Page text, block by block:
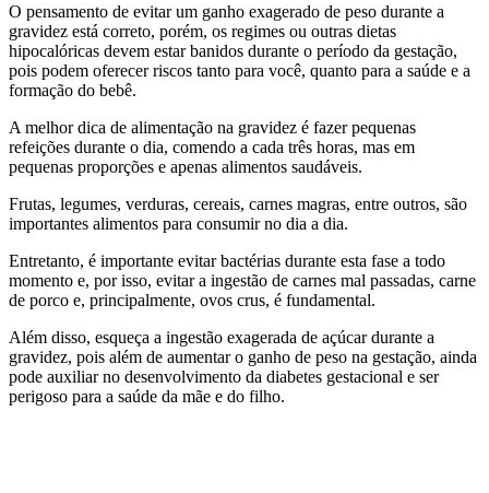
O pensamento de evitar um ganho exagerado de peso durante a
gravidez está correto, porém, os regimes ou outras dietas
hipocalóricas devem estar banidos durante o período da gestação,
pois podem oferecer riscos tanto para você, quanto para a saúde e a
formação do bebê.
A melhor dica de alimentação na gravidez é fazer pequenas
refeições durante o dia, comendo a cada três horas, mas em
pequenas proporções e apenas alimentos saudáveis.
Frutas, legumes, verduras, cereais, carnes magras, entre outros, são
importantes alimentos para consumir no dia a dia.
Entretanto, é importante evitar bactérias durante esta fase a todo
momento e, por isso, evitar a ingestão de carnes mal passadas, carne
de porco e, principalmente, ovos crus, é fundamental.
Além disso, esqueça a ingestão exagerada de açúcar durante a
gravidez, pois além de aumentar o ganho de peso na gestação, ainda
pode auxiliar no desenvolvimento da diabetes gestacional e ser
perigoso para a saúde da mãe e do filho.